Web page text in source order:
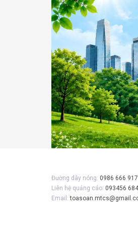
Đường dây nóng: 0986 666 917
Liên hệ quảng cáo: 093456
Email: